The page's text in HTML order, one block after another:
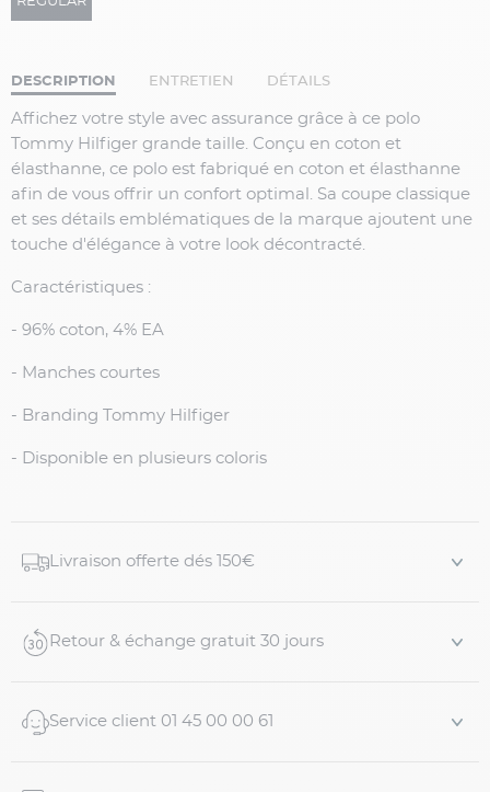
DESCRIPTION ENTRETIEN DÉTAILS
Affichez votre style avec assurance grâce à ce polo
Tommy Hilfiger grande taille. Conçu en coton et
élasthanne, ce polo est fabriqué en coton et élasthanne
afin de vous offrir un confort optimal. Sa coupe classique
et ses détails emblématiques de la marque ajoutent une
touche d'élégance à votre look décontracté.
Caractéristiques :
- 96% coton, 4% EA
- Manches courtes
- Branding Tommy Hilfiger
- Disponible en plusieurs coloris
Livraison offerte dés 150€
Retour & échange gratuit 30 jours
Service client 01 45 00 00 61